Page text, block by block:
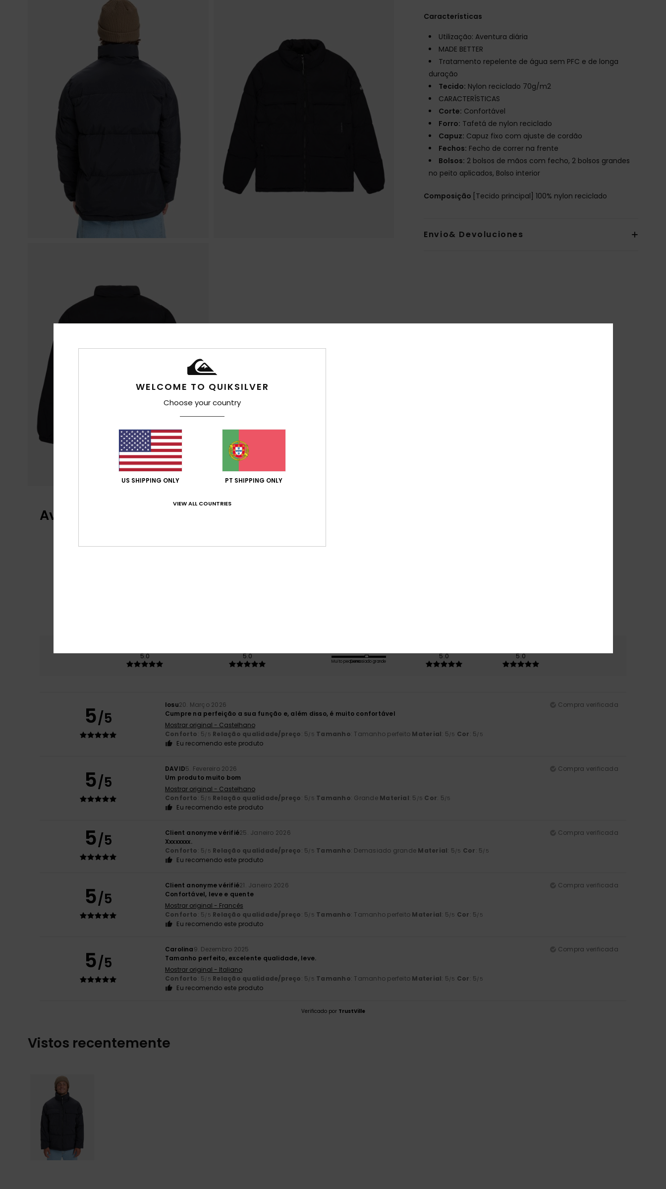
Características
Utilização: Aventura diária
MADE BETTER
Tratamento repelente de água sem PFC e de longa
duração
Tecido: Nylon reciclado 70g/m2
CARACTERÍSTICAS
Corte: Confortável
Forro: Tafetá de nylon reciclado
Capuz: Capuz fixo com ajuste de cordão
Fechos: Fecho de correr na frente
Bolsos: 2 bolsos de mãos com fecho, 2 bolsos grandes
no peito aplicados, Bolso interior
Composição [Tecido principal] 100% nylon reciclado
Envio& Devoluciones
Avaliações dos clientes
5.0
5.0
Muito pequenoDemasiado grande
5.0
5.0
5/5
Iosu20. Março 2026
Compra verificada
Cumpre na perfeição a sua função e, além disso, é muito confortável
Mostrar original - Castelhano
Conforto: 5/5 Relação qualidade/preço: 5/5 Tamanho: Tamanho perfeito Material: 5/5 Cor: 5/5
Eu recomendo este produto
5/5
DAVID5. Fevereiro 2026
Compra verificada
Um produto muito bom
Mostrar original - Castelhano
Conforto: 5/5 Relação qualidade/preço: 5/5 Tamanho: Grande Material: 5 /5 Cor: 5/5
Eu recomendo este produto
5/5 Client anonyme vérifié25. Janeiro 2026
Compra verificada
Xxxxxxxx.
Conforto: 5/5 Relação qualidade/preço: 5/5 Tamanho: Demasiado grande Material: 5/5 Cor: 5/5
Eu recomendo este produto
5/5
Client anonyme vérifié21. Janeiro 2026
Compra verificada
Confortável, leve e quente
Mostrar original - Francês
Conforto: 5/5 Relação qualidade/preço: 5/5 Tamanho: Tamanho perfeito Material: 5/5 Cor: 5/5
Eu recomendo este produto
5/5
Carolina9. Dezembro 2025
Compra verificada
Tamanho perfeito, excelente qualidade, leve.
Mostrar original - Italiano
Conforto: 5/5 Relação qualidade/preço: 5/5 Tamanho: Tamanho perfeito Material: 5/5 Cor: 5/5
Eu recomendo este produto
Verificado por TrustVille
Vistos recentemente
WELCOME TO QUIKSILVER
Choose your country
US SHIPPING ONLY PT SHIPPING ONLY
VIEW ALL COUNTRIES